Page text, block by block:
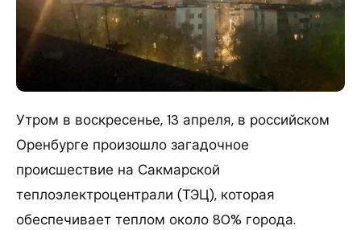
Утром в воскресенье, 13 апреля, в российском
Оренбурге произошло загадочное
происшествие на Сакмарской
теплоэлектроцентрали (ТЭЦ), которая
обеспечивает теплом около 80% города.